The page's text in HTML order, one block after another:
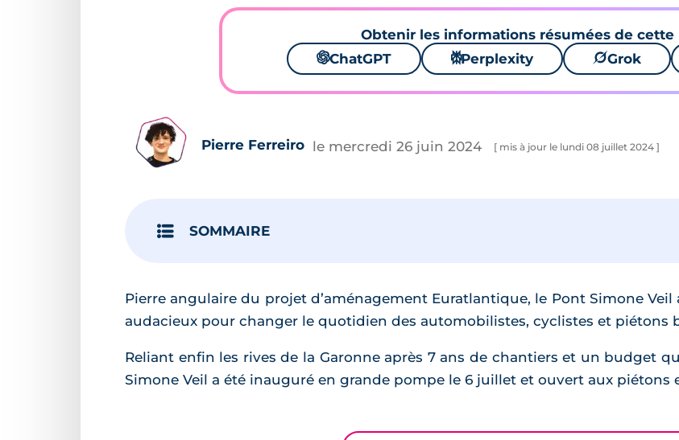
Obtenir les informations résumées de cette
🌌ChatGPT ⚙Perplexity 🪐Grok
Pierre Ferreiro le mercredi 26 juin 2024 [ mis à jour le lundi 08 juillet 2024 ]
SOMMAIRE
Pierre angulaire du projet d’aménagement Euratlantique, le Pont Simone
audacieux pour changer le quotidien des automobilistes, cyclistes et piétons
Reliant enfin les rives de la Garonne après 7 ans de chantiers et un budget
Simone Veil a été inauguré en grande pompe le 6 juillet et ouvert aux piétons